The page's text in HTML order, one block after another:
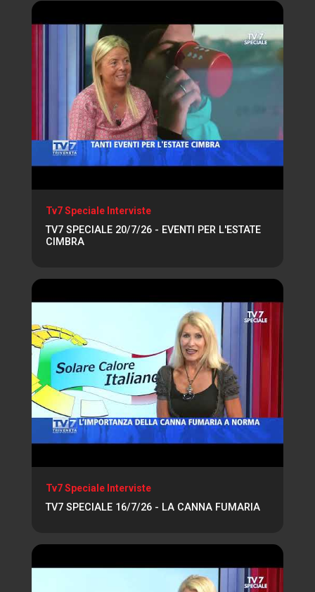
Tv7 Speciale Interviste
TV7 SPECIALE 20/7/26 - EVENTI PER L'ESTATE
CIMBRA
Tv7 Speciale Interviste
TV7 SPECIALE 16/7/26 - LA CANNA FUMARIA